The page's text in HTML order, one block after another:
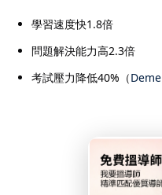
學習速度快1.8倍
問題解決能力高2.3倍
考試壓力降低40%（